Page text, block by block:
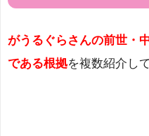
がうるぐらさんの前世・
である根拠を複数紹介し